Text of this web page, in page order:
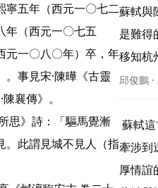
寧五年（西元一〇七二
年（西元一〇七五
元一〇八〇年）卒，年
事見宋·陳曄《古靈
襄傳》。
思》詩：「驅馬覺漸
。此謂見城不見人（指
蘇軾與
是難得
移知杭
邱俊鵬
牽涉到
厚情誼